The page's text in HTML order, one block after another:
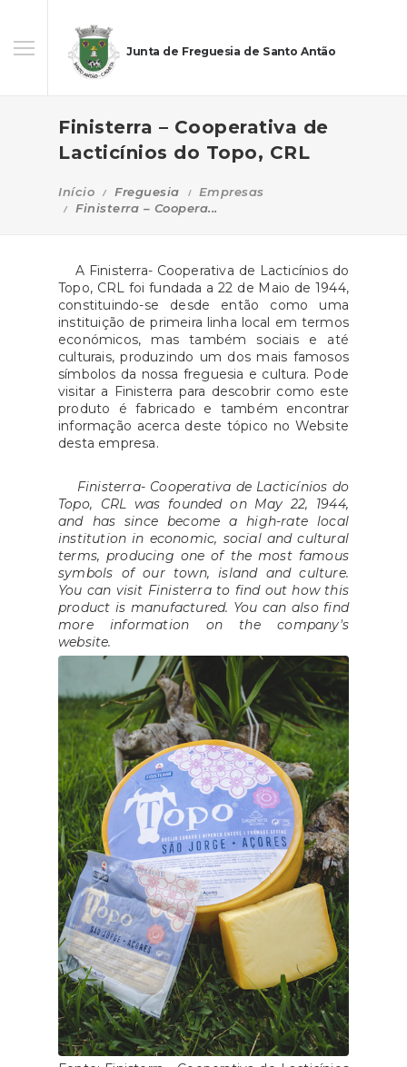
Junta de Freguesia de Santo Antão
Finisterra – Cooperativa de
Lacticínios do Topo, CRL
Início Freguesia
Empresas
Finisterra – Coopera...
A Finisterra- Cooperativa de Lacticínios do
Topo, CRL foi fundada a 22 de Maio de 1944,
constituindo-se desde então como uma
instituição de primeira linha local em termos
económicos, mas também sociais e até
culturais, produzindo um dos mais famosos
símbolos da nossa freguesia e cultura. Pode
visitar a Finisterra para descobrir como este
produto é fabricado e também encontrar
informação acerca deste tópico no Website
desta empresa.
Finisterra- Cooperativa de Lacticínios do
Topo, CRL was founded on May 22, 1944,
and has since become a high-rate local
institution in economic, social and cultural
terms, producing one of the most famous
symbols of our town, island and culture.
You can visit Finisterra to find out how this
product is manufactured. You can also find
more information on the company's
website.